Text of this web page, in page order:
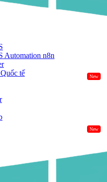
Automation n8n
tế
New
New